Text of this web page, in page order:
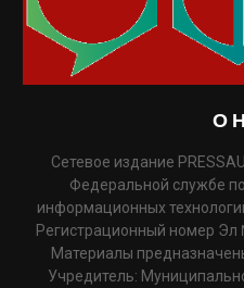
О
Сетевое издание
Федеральной службе
информационных
Регистрационный номер Эл
Материалы
Учредитель: